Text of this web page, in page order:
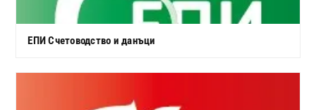
ЕПИ Счетоводство и данъци